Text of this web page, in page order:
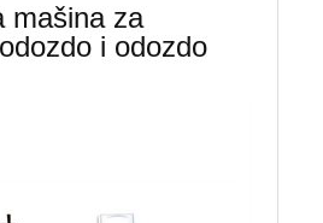
mašina za
i odozdo